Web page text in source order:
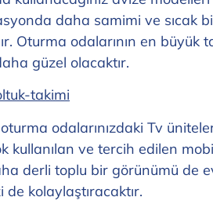
daha samimi ve sıcak
Oturma odalarının en büyük
güzel olacaktır.
oturma odalarınızdaki Tv
kullanılan ve tercih edilen
derli toplu bir görünümü de
kolaylaştıracaktır.